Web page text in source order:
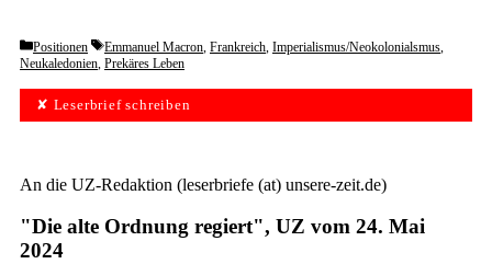
Categories
Positionen Tags
Emmanuel Macron, Frankreich, Imperialismus/Neokolonialsmus,
Neukaledonien, Prekäres Leben
✘ Leserbrief schreiben
An die UZ-Redaktion (leserbriefe (at) unsere-zeit.de)
"Die alte Ordnung regiert", UZ vom 24. Mai
2024